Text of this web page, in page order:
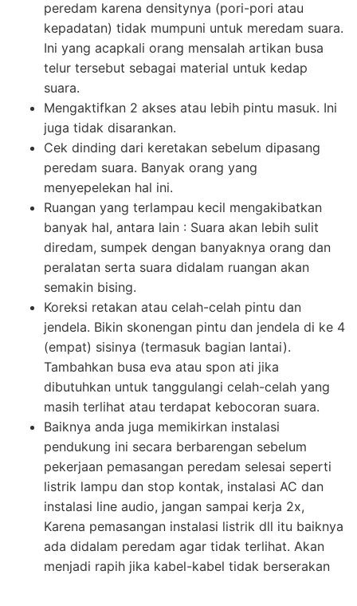
peredam karena densitynya (pori-pori atau
kepadatan) tidak mumpuni untuk meredam suara.
Ini yang acapkali orang mensalah artikan busa
telur tersebut sebagai material untuk kedap
suara.
Mengaktifkan 2 akses atau lebih pintu masuk. Ini
juga tidak disarankan.
Cek dinding dari keretakan sebelum dipasang
peredam suara. Banyak orang yang
menyepelekan hal ini.
Ruangan yang terlampau kecil mengakibatkan
banyak hal, antara lain : Suara akan lebih sulit
diredam, sumpek dengan banyaknya orang dan
peralatan serta suara didalam ruangan akan
semakin bising.
Koreksi retakan atau celah-celah pintu dan
jendela. Bikin skonengan pintu dan jendela di ke 4
(empat) sisinya (termasuk bagian lantai).
Tambahkan busa eva atau spon ati jika
dibutuhkan untuk tanggulangi celah-celah yang
masih terlihat atau terdapat kebocoran suara.
Baiknya anda juga memikirkan instalasi
pendukung ini secara berbarengan sebelum
pekerjaan pemasangan peredam selesai seperti
listrik lampu dan stop kontak, instalasi AC dan
instalasi line audio, jangan sampai kerja 2x,
Karena pemasangan instalasi listrik dll itu baiknya
ada didalam peredam agar tidak terlihat. Akan
menjadi rapih jika kabel-kabel tidak berserakan